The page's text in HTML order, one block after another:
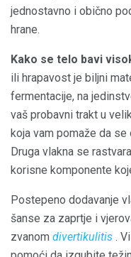
jednostavno i obično
hrane.
Kako se telo bavi
ili hrapavost je biljni
fermentacije, na
vaš probavni trakt u
koja vam pomaže da
Druga vlakna se
korisne komponente
Postepeno dodavanje
šanse za zaprtje i
zvanom divertikulitis .